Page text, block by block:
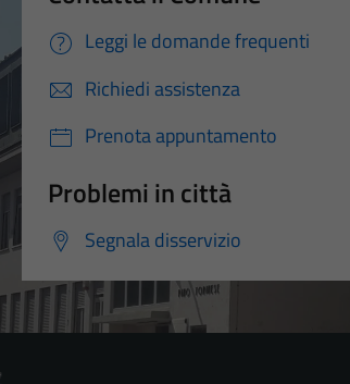
Leggi le domande frequenti
Richiedi assistenza
Prenota appuntamento
Problemi in città
Segnala disservizio